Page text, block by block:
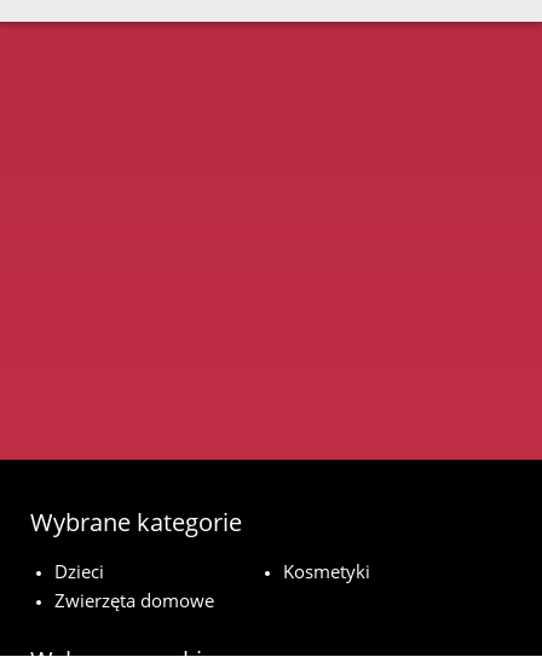
Wybrane kategorie
Dzieci
Kosmetyki
Zwierzęta domowe